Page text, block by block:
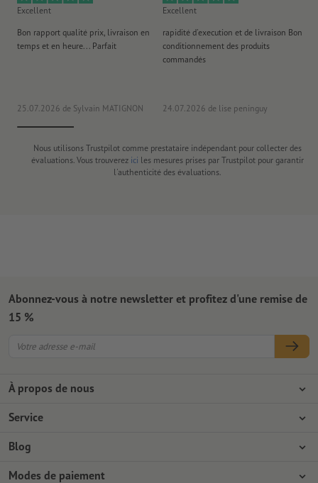
Excellent
Bon rapport qualité prix, livraison en
temps et en heure... Parfait
25.07.2026 de Sylvain MATIGNON
Excellent
rapidité d'execution et de livraison Bon
conditionnement des produits
commandés
24.07.2026 de lise peninguy
Nous utilisons Trustpilot comme prestataire indépendant pour collecter des
évaluations. Vous trouverez ici les mesures prises par Trustpilot pour garantir
l'authenticité des évaluations.
À propos de nous
L'entreprise
Service
Modes de paiement
Expédition
Blog
Tutoriels Photoshop
Modes de paiement
Abonnez-vous à notre newsletter et profitez d'une remise de
15 %